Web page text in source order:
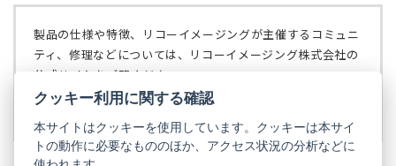
く）
ブ
開
製品の仕様や特徴、リコーイメージングが主催するコミュニ
ティ、修理などについては、リコーイメージング株式会社の
公式サイトをご覧ください。
リコーイメージング株式会社の公式サイト
（新
し
タ
クッキー利用に関する確認
本サイトはクッキーを使用しています。クッキーは本サイ
トの動作に必要なもののほか、アクセス状況の分析などに